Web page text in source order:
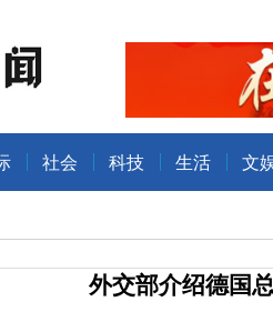
社会 科技 生活 文
外交部介绍德国